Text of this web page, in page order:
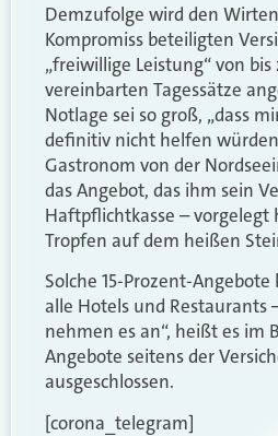
Demzufolge wird den
Kompromiss beteiligten
„freiwillige Leistung“ von bis
vereinbarten Tagessätze
Notlage sei so groß, „dass
definitiv nicht helfen
Gastronom von der
das Angebot, das ihm sein
Haftpflichtkasse – vorgelegt
Tropfen auf dem heißen
Solche 15-Prozent-
alle Hotels und Restaurants
nehmen es an“, heißt es im
Angebote seitens der
ausgeschlossen.
[corona_telegram]